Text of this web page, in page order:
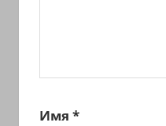
Имя *